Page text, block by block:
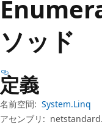
ッ
プ
に
ス
キ
プ
ソッド
定義
名前空間: System.Linq
アセンブリ: